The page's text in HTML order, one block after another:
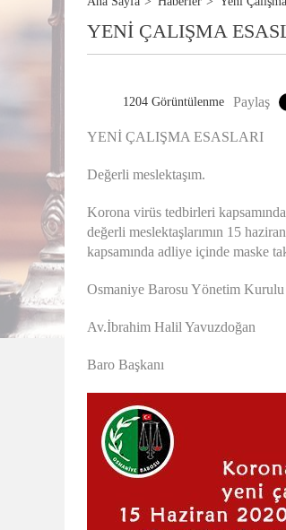
YENİ ÇALIŞMA
1204 Görüntülenme Paylaş
YENİ ÇALIŞMA ESASLARI
Değerli meslektaşım.
Korona virüs tedbirleri
değerli meslektaşlarımın 15
kapsamında adliye içinde maske
Osmaniye Barosu Yönetim Kurulu
Av.İbrahim Halil Yavuzdoğan
Baro Başkanı